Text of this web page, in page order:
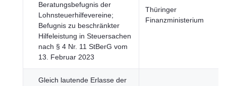
Beratungsbefugnis der
Lohnsteuerhilfevereine;
Befugnis zu beschränkter
Hilfeleistung in Steuersachen
nach § 4 Nr. 11 StBerG vom
13. Februar 2023
Thüringer
Finanzministerium
Gleich lautende Erlasse der